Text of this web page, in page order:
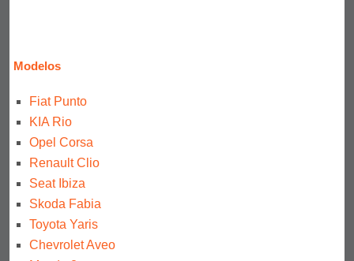
Modelos
Fiat Punto
KIA Rio
Opel Corsa
Renault Clio
Seat Ibiza
Skoda Fabia
Toyota Yaris
Chevrolet Aveo